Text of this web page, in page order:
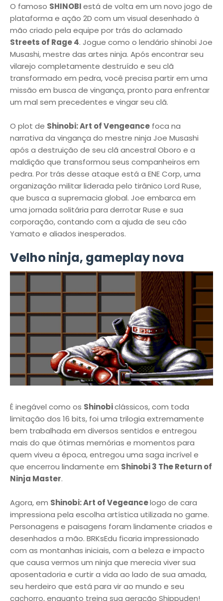
O famoso SHINOBIestá de volta em um novo jogo de
plataforma e ação 2D com um visual desenhado à
mão criado pela equipe por trás do aclamado
Streets of Rage 4. Jogue como o lendário shinobi Joe
Musashi, mestre das artes ninja. Após encontrar seu
vilarejo completamente destruído e seu clã
transformado em pedra, você precisa partir em uma
missão em busca de vingança, pronto para enfrentar
um mal sem precedentes e vingar seu clã.
O plot de Shinobi: Art of Vengeance foca na
narrativa da vingança do mestre ninja Joe Musashi
após a destruição de seu clã ancestral Oboro e a
maldição que transformou seus companheiros em
pedra. Por trás desse ataque está a ENE Corp, uma
organização militar liderada pelo tirânico Lord Ruse,
que busca a supremacia global. Joe embarca em
uma jornada solitária para derrotar Ruse e sua
corporação, contando com a ajuda de seu cão
Yamato e aliados inesperados.
Velho ninja, gameplay nova
É inegável como os Shinobiclássicos, com toda
limitação dos 16 bits, foi uma trilogia extremamente
bem trabalhada em diversos sentidos e entregou
mais do que ótimas memórias e momentos para
quem viveu a época, entregou uma saga incrível e
que encerrou lindamente em Shinobi 3 The Return of
Ninja Master.
Agora, em Shinobi: Art of Vegeancelogo de cara
impressiona pela escolha artística utilizada no game.
Personagens e paisagens foram lindamente criados e
desenhados a mão. BRKsEdu ficaria impressionado
com as montanhas iniciais, com a beleza e impacto
que causa vermos um ninja que merecia viver sua
aposentadoria e curtir a vida ao lado de sua amada,
seu herdeiro que está para vir ao mundo e seu
cachorro, enquanto treina sua geração Shippuden!